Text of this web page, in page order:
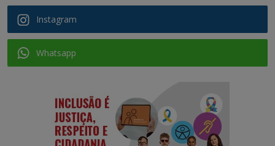
Instagram
Whatsapp